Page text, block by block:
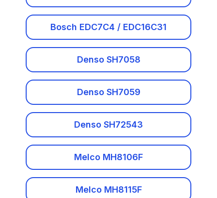
Brilliance
CF-Moto
Changan
Chevrolet
Chrysler
Denso SH72543
Melco MH8106F
Melco MH8115F
Melco MH8301F
Melco MH8304F
Bosch EDC7C4 / EDC16C31
Denso SH7058
Denso SH7059
Denso SH72543
Melco MH8106F
Melco MH8115F
Логин и пароль